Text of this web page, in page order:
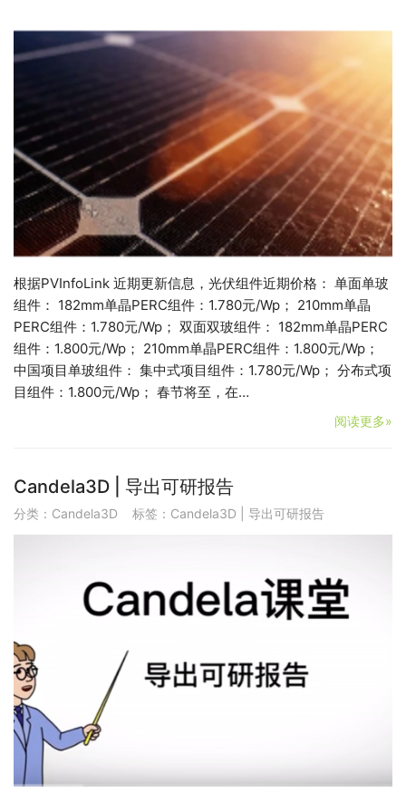
根据PVInfoLink 近期更新信息，光伏组件近期价格： 单面单玻
组件： 182mm单晶PERC组件：1.780元/Wp； 210mm单晶
PERC组件：1.780元/Wp； 双面双玻组件： 182mm单晶PERC
组件：1.800元/Wp； 210mm单晶PERC组件：1.800元/Wp；
中国项目单玻组件： 集中式项目组件：1.780元/Wp； 分布式项
目组件：1.800元/Wp； 春节将至，在…
阅读更多»
Candela3D | 导出可研报告
分类： Candela3D 标签： Candela3D | 导出可研报告